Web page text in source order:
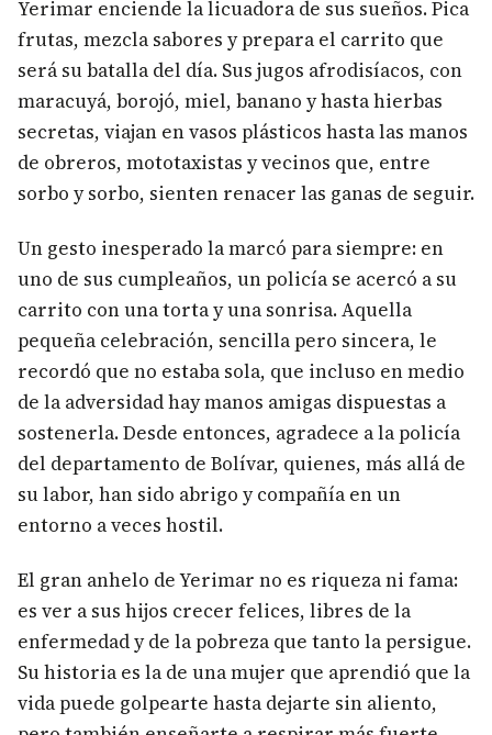
Yerimar enciende la licuadora de sus sueños. Pica
frutas, mezcla sabores y prepara el carrito que
será su batalla del día. Sus jugos afrodisíacos, con
maracuyá, borojó, miel, banano y hasta hierbas
secretas, viajan en vasos plásticos hasta las manos
de obreros, mototaxistas y vecinos que, entre
sorbo y sorbo, sienten renacer las ganas de seguir.
Un gesto inesperado la marcó para siempre: en
uno de sus cumpleaños, un policía se acercó a su
carrito con una torta y una sonrisa. Aquella
pequeña celebración, sencilla pero sincera, le
recordó que no estaba sola, que incluso en medio
de la adversidad hay manos amigas dispuestas a
sostenerla. Desde entonces, agradece a la policía
del departamento de Bolívar, quienes, más allá de
su labor, han sido abrigo y compañía en un
entorno a veces hostil.
El gran anhelo de Yerimar no es riqueza ni fama:
es ver a sus hijos crecer felices, libres de la
enfermedad y de la pobreza que tanto la persigue.
Su historia es la de una mujer que aprendió que la
vida puede golpearte hasta dejarte sin aliento,